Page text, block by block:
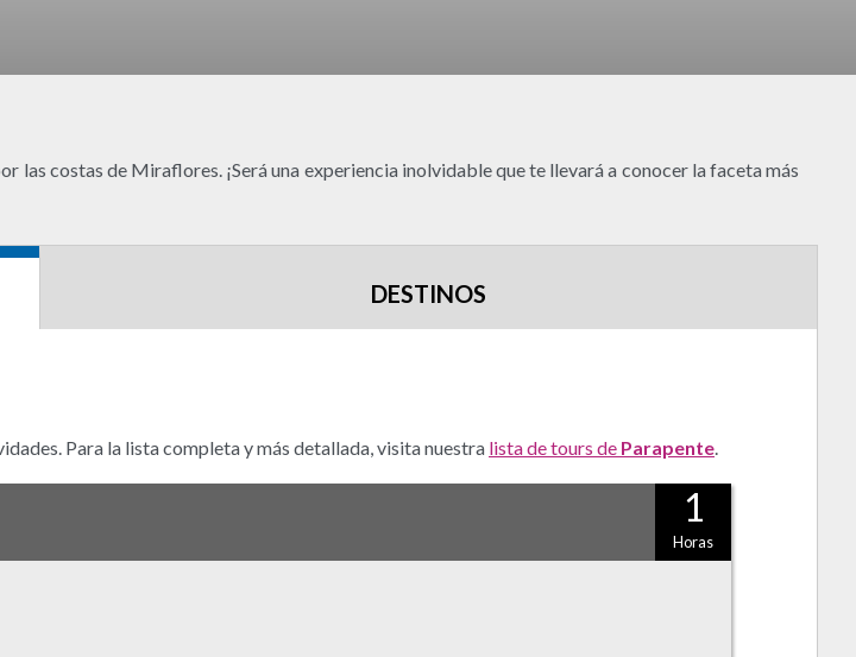
las costas de Miraflores. ¡Será una experiencia inolvidable que te llevará a conocer la faceta más
DESTINOS
Para la lista completa y más detallada, visita nuestra lista de tours de Parapente.
1
Horas